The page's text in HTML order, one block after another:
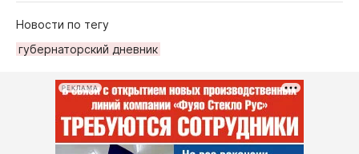
Новости по тегу
губернаторский дневник
РЕКЛАМА